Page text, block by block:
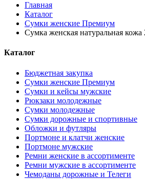
Главная
Каталог
Сумки женские Премиум
Сумка женская натуральная кожа
Каталог
Бюджетная закупка
Сумки женские Премиум
Сумки и кейсы мужские
Рюкзаки молодежные
Сумки молодежные
Сумки дорожные и спортивные
Обложки и футляры
Портмоне и клатчи женские
Портмоне мужские
Ремни женские в ассортименте
Ремни мужские в ассортименте
Чемоданы дорожные и Телеги